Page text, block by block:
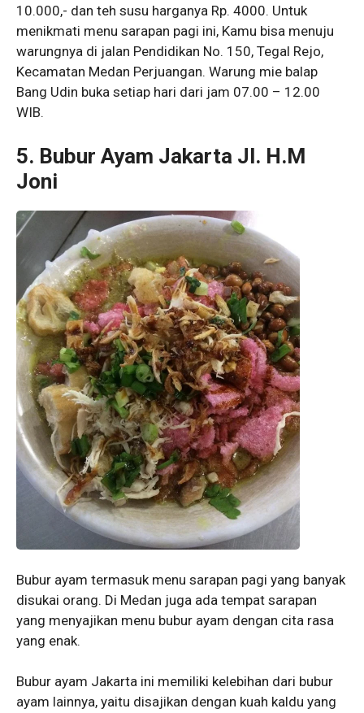
10.000,- dan teh susu harganya Rp. 4000. Untuk
menikmati menu sarapan pagi ini, Kamu bisa menuju
warungnya di jalan Pendidikan No. 150, Tegal Rejo,
Kecamatan Medan Perjuangan. Warung mie balap
Bang Udin buka setiap hari dari jam 07.00 – 12.00
WIB.
5. Bubur Ayam Jakarta Jl. H.M
Joni
Bubur ayam termasuk menu sarapan pagi yang banyak
disukai orang. Di Medan juga ada tempat sarapan
yang menyajikan menu bubur ayam dengan cita rasa
yang enak.
Bubur ayam Jakarta ini memiliki kelebihan dari bubur
ayam lainnya, yaitu disajikan dengan kuah kaldu yang